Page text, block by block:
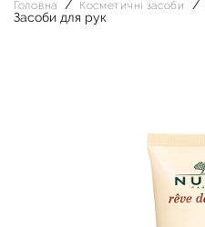
Головна Косметичні засоби
Засоби для рук